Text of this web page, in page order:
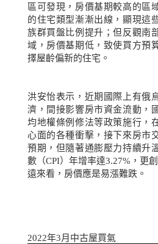
區可發現，房價基期較高的區
的住宅類型漸漸出線，顯現這
族群買盤比例提升；但反觀南
域，房價基期低，致使買方預
擇屋齡偏新的住宅。
洪安怡表示，近期國際上有俄
濟，間接影響房市資金流動，
均地權條例修法等政策施行，
心面的各種衝擊，接下來房市
預期，但隨著通膨壓力持續升
數（CPI）年增率達3.27% ，更
遠來看，房價應是易漲難跌。
2022年3月中古屋買氣